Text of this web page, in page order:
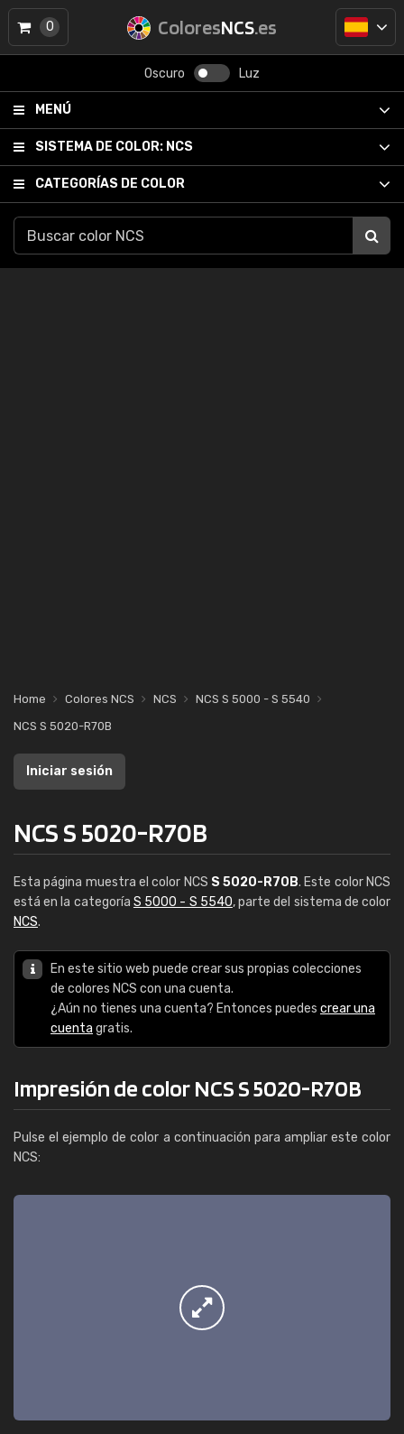
ColoresNCS.es
Oscuro Luz
MENÚ
SISTEMA DE COLOR: NCS
CATEGORÍAS DE COLOR
0
Home Colores NCS NCS
NCS S 5000 - S 5540
NCS S 5020-R70B
Iniciar sesión
NCS S 5020-R70B
Esta página muestra el color NCS S 5020-R70B. Este color NCS
está en la categoría S 5000 - S 5540, parte del sistema de color
NCS.
En este sitio web puede crear sus propias colecciones
de colores NCS con una cuenta.
¿Aún no tienes una cuenta? Entonces puedes crear una
cuenta gratis.
Impresión de color NCS S 5020-R70B
Pulse el ejemplo de color a continuación para ampliar este color
NCS: